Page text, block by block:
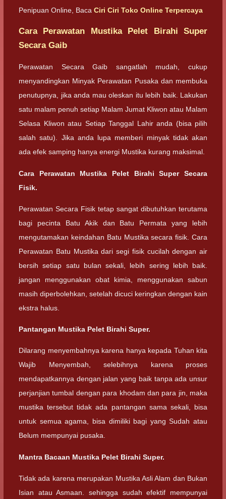
Penipuan Online, Baca Ciri Ciri Toko Online Terpercaya
Cara Perawatan Mustika Pelet Birahi Super
Secara Gaib
Perawatan Secara Gaib sangatlah mudah, cukup
menyandingkan Minyak Perawatan Pusaka dan membuka
penutupnya, jika anda mau oleskan itu lebih baik. Lakukan
satu malam penuh setiap Malam Jumat Kliwon atau Malam
Selasa Kliwon atau Setiap Tanggal Lahir anda (bisa pilih
salah satu). Jika anda lupa memberi minyak tidak akan
ada efek samping hanya energi Mustika kurang maksimal.
Cara Perawatan Mustika Pelet Birahi Super Secara
Fisik.
Perawatan Secara Fisik tetap sangat dibutuhkan terutama
bagi pecinta Batu Akik dan Batu Permata yang lebih
mengutamakan keindahan Batu Mustika secara fisik. Cara
Perawatan Batu Mustika dari segi fisik cucilah dengan air
bersih setiap satu bulan sekali, lebih sering lebih baik.
jangan menggunakan obat kimia, menggunakan sabun
masih diperbolehkan, setelah dicuci keringkan dengan kain
ekstra halus.
Pantangan Mustika Pelet Birahi Super.
Dilarang menyembahnya karena hanya kepada Tuhan kita
Wajib Menyembah, selebihnya karena proses
mendapatkannya dengan jalan yang baik tanpa ada unsur
perjanjian tumbal dengan para khodam dan para jin, maka
mustika tersebut tidak ada pantangan sama sekali, bisa
untuk semua agama, bisa dimiliki bagi yang Sudah atau
Belum mempunyai pusaka.
Mantra Bacaan Mustika Pelet Birahi Super.
Tidak ada karena merupakan Mustika Asli Alam dan Bukan
Isian atau Asmaan. sehingga sudah efektif mempunyai